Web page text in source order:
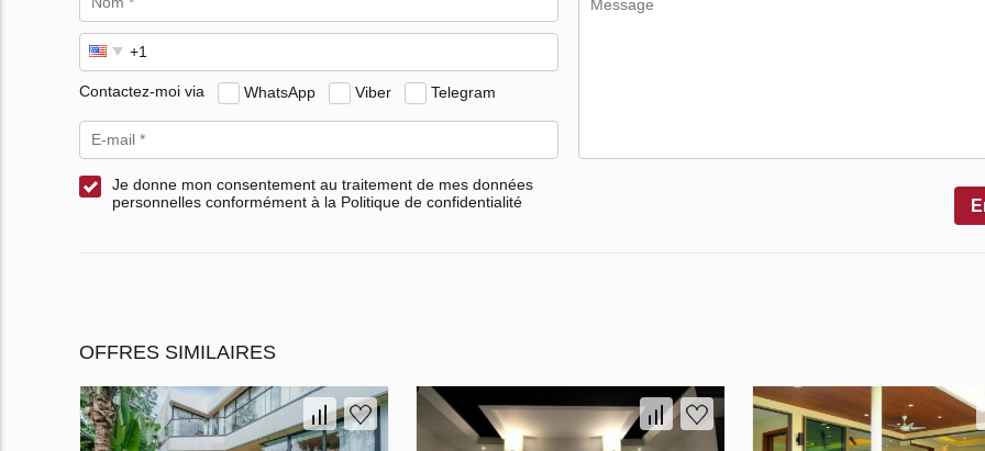
Contactez-moi via WhatsApp Viber Telegram
Je donne mon consentement au traitement de mes données
personnelles conformément à la Politique de confidentialité
OFFRES SIMILAIRES